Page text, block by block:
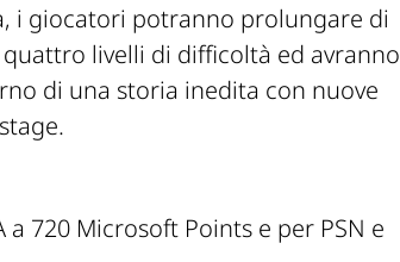
i giocatori potranno prolungare di
livelli di difficoltà ed avranno
di una storia inedita con nuove
a 720 Microsoft Points e per PSN e